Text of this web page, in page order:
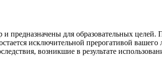
для образовательных целей.
исключительной прерогативой
возникшие в результате